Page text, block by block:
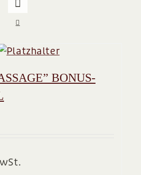
BONUS-